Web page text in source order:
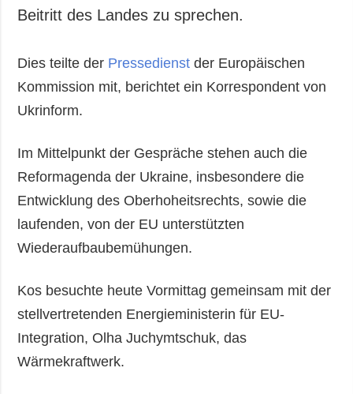
Beitritt des Landes zu sprechen.
Dies teilte der Pressedienst der Europäischen
Kommission mit, berichtet ein Korrespondent von
Ukrinform.
Im Mittelpunkt der Gespräche stehen auch die
Reformagenda der Ukraine, insbesondere die
Entwicklung des Oberhoheitsrechts, sowie die
laufenden, von der EU unterstützten
Wiederaufbaubemühungen.
Kos besuchte heute Vormittag gemeinsam mit der
stellvertretenden Energieministerin für EU-
Integration, Olha Juchymtschuk, das
Wärmekraftwerk.